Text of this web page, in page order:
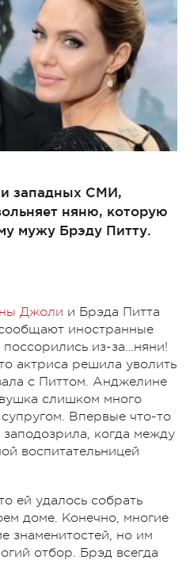
западных СМИ,
няню, которую
мужу Брэду Питту.
Джоли и Брэда Питта
иностранные
из-за…няни!
актриса решила уволить
с Питтом. Анджелине
слишком много
Впервые что-то
заподозрила, когда между
воспитательницей
ей удалось собрать
доме. Конечно, многие
знаменитостей, но им
отбор. Брэд всегда